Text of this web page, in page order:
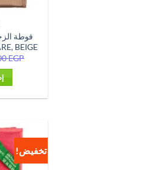
BEIGE
EGP
تخفيض!